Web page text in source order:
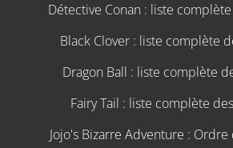
Détective Conan : liste
Black Clover : liste complète
Dragon Ball : liste complète
Fairy Tail : liste complète
Jojo's Bizarre Adventure : Ordre